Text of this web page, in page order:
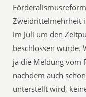
Zweidrittelmehrheit
im Juli um den
beschlossen wurde.
ja die Meldung vom
nachdem auch
unterstellt wird,